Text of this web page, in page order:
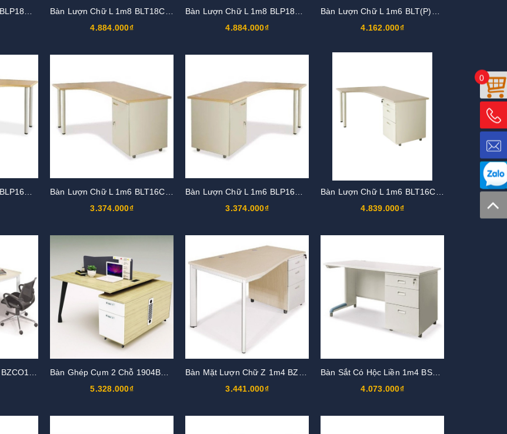
4.884.000₫
4.884.000₫
4.162.000₫
3.374.000₫
3.374.000₫
4.839.000₫
5.328.000₫
3.441.000₫
Bàn Sắt Có Hộc Liền 1m4 BS14HK3-M
4.073.000₫
0